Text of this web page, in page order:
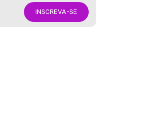
INSCREVA-SE